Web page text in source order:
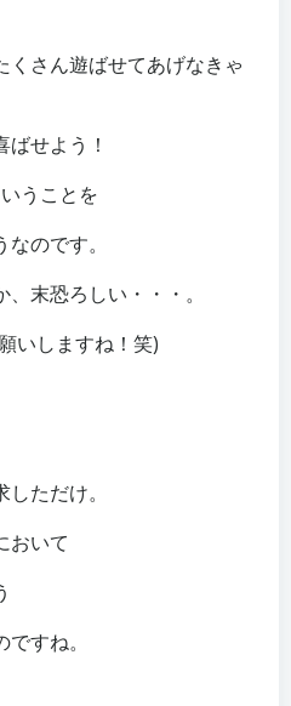
くさん遊ばせてあげなきゃ
せよう！
うことを
のです。
末恐ろしい・・・。
いしますね！笑)
ただけ。
おいて
すね。